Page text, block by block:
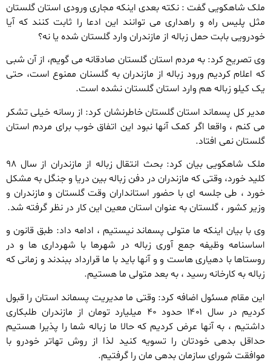
ملک شاهکویی گفت : نکته بعدی اینکه مجاری ورودی استان گلستان
مثل پلیس راه و راهداری می توانند این ادعا را ثابت کنند که آیا
خودرویی بابت حمل زباله از مازندران وارد گلستان شده یا نه؟
وی تصریح کرد: به مردم استان گلستان صادقانه می گویم، از آن شبی
که اعلام کردیم ورود زباله از مازندران به گلسنان ممنوع است، حتی
یک کیلو زباله هم وارد استان گلستان نشده است.
مدیر کل پسماند استان گلستان خاطرنشان کرد: از رسانه خیلی تشکر
می کنم ، واقعا اگر کمک آنها نبود این اتفاق خوب برای مردم استان
گلستان نمی افتاد.
ملک شاهکویی بیان کرد: بحث انتقال زباله از مازندران از سال ۹۸
کلید خورد، وقتی که مازندران در دفن زباله بین دریا و جنگل به مشکل
خورد ، طی جلسه ای با حضور استانداران وقت گلستان و مازندران و
وزیر کشور ، گلستان به عنوان استان معین این کار در نظر گرفته شد.
وی با بیان اینکه ما متولی پسماند نیستیم ، ادامه داد: طبق قانون و
اساسنامه وظیفه جمع آوری زباله در شهرها با شهرداری ها و در
روستاها با دهیاری هاست و و آنها باید با ما قرارداد ببندند و زمانی که
زباله به کارخانه رسید ، به بعد متولی ما هستیم.
این مقام مسئول اضافه کرد: وقتی ما مدیریت پسماند استان را قبول
کردیم در سال ۱۴۰۱ حدود ۴۰ میلیارد تومان از مازندران طلبکاری
داشتیم ، به آنها عرض کردیم که حالا ما زباله شما را پذیرا هستیم
حداقل بدهی خودتان را تسویه کنید لذا از روش تهاتر خودرو با
موافقت شورای سازمان بدهی مان را گرفتیم.